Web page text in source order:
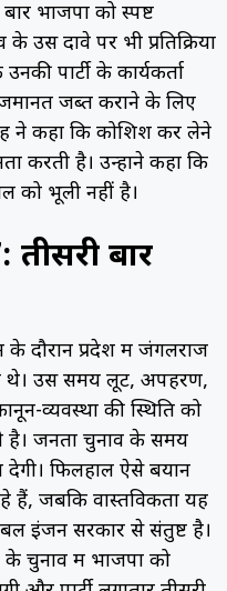
भाजपा को स्पष्ट
उस दावे पर भी प्रतिक्रिया
पार्टी के कार्यकर्ता
जब्त कराने के लिए
ने कहा कि कोशिश कर लेने
करती है। उन्होंने कहा कि
को भूली नहीं है।
बार
के दौरान प्रदेश में जंगलराज
थे। उस समय लूट, अपहरण,
व्यवस्था की स्थिति को
है। जनता चुनाव के समय
फिलहाल ऐसे बयान
हैं, जबकि वास्तविकता यह
इंजन सरकार से संतुष्ट है।
के चुनाव में भाजपा को